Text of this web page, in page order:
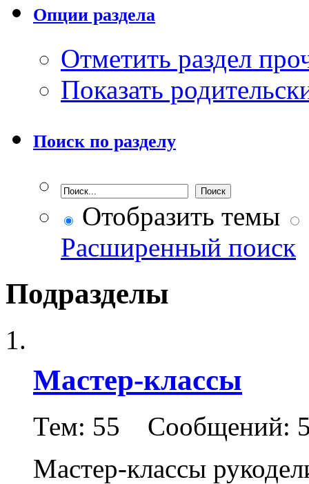
Опции раздела
Отметить раздел
Показать
Поиск по разделу
Отобразить темы
Расширенный поиск
Подразделы
Мастер-классы
Тем: 55 Сообщений:
Мастер-классы